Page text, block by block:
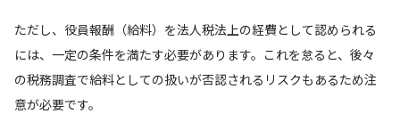
ただし、役員報酬（給料）を法人税法上の経費として認められる
には、一定の条件を満たす必要があります。これを怠ると、後々
の税務調査で給料としての扱いが否認されるリスクもあるため注
意が必要です。